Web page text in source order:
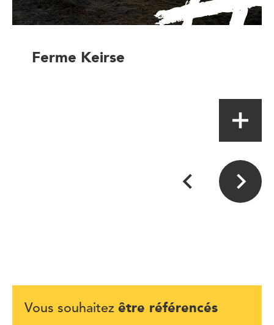
Ferme Keirse
Vous souhaitez être référencés